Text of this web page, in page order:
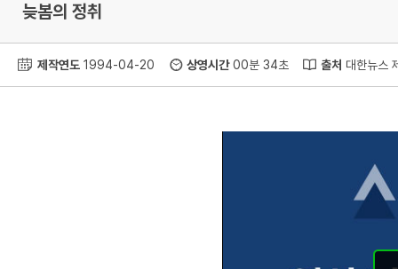
늦봄의 정취
제작연도 1994-04-20 상영시간00분 34초 출처 대한뉴스